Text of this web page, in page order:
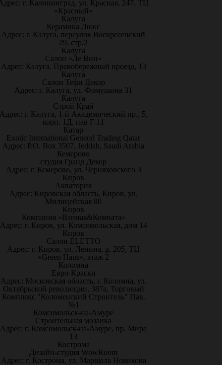
г. Калининград, ул. Красная, 247, ТЦ
«Красный»
Калуга
Керамика Люкс
Адрес: г. Калуга, переулок Воскресенский
29, стр.2
Калуга
Салон «Ле Вин»
Адрес: Калуга, Правобережный проезд, 13
Калуга
Салон Тефи Декор
Адрес: г. Калуга, ул. Фомушина 31
Калуга
Строй Край
г. Калуга, 1-й Академический пр., 5,
корп. 1Д, пав Г-11
Катар
Exotic International General Trading Qatar
Адрес: P.O. Box 3507, Jeddah, Saudi Arabia
Кемерово
студия Гранд Декор
Адрес: г. Кемерово, ул. Черняховского 3
Киров
Акватория
Адрес: Кировская область, Киров, ул.
Милицейская 80
Киров
Компания «Ванная&Комната»
Адрес: г. Киров, ул. Комсомольская, дом 14
Киров
Салон ELETTO
Адрес: г. Киров, ул. Ленина, д. 205, ТЦ
«Green Haus», этаж 2
Коломна
Евро-Краски
Адрес: Московская область, г. Коломна, ул.
Октябрьской революции, 387а, Торговый
Комплекс "Коломенский Строитель" Пав.
№1
Комсомольск-на-Амуре
Строительная мозаика
Адрес: г. Комсомольск-на-Амуре, пр. Мира
13
Кострома
Дизайн-студия WowRoom
Адрес: г. Кострома, ул. Маршала Новикова